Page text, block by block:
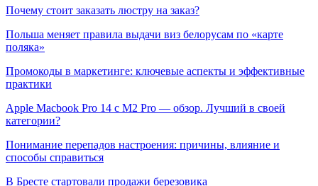
Почему стоит заказать люстру на заказ?
Польша меняет правила выдачи виз белорусам по «карте
поляка»
Промокоды в маркетинге: ключевые аспекты и эффективные
практики
Apple Macbook Pro 14 с M2 Pro — обзор. Лучший в своей
категории?
Понимание перепадов настроения: причины, влияние и
способы справиться
В Бресте стартовали продажи березовика